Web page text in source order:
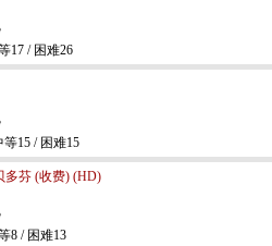
17 / 困难26
15 / 困难15
多芬 (收费) (HD)
8 / 困难13